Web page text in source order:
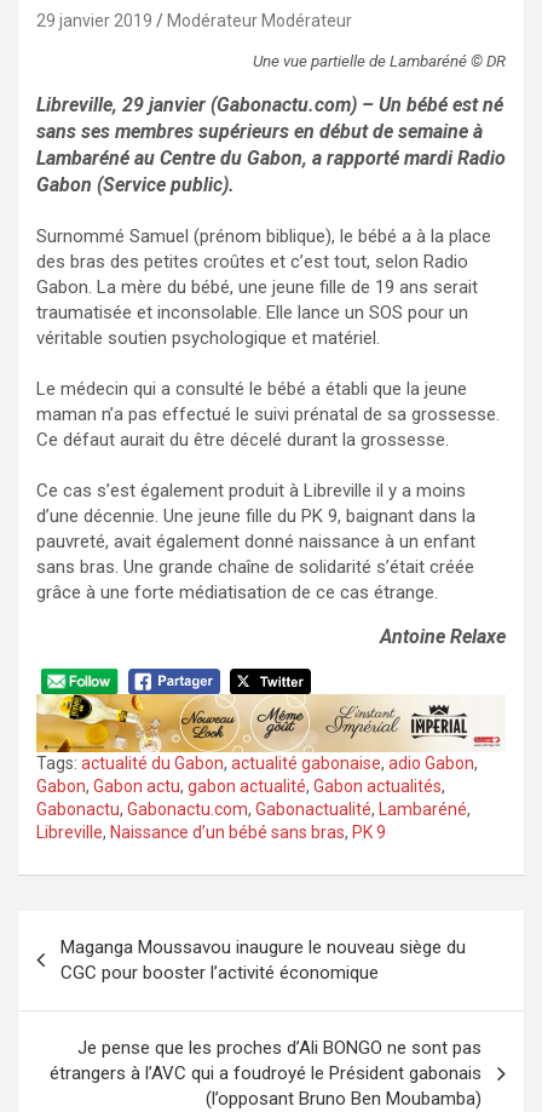
29 janvier 2019 Modérateur Modérateur
Une vue partielle de Lambaréné © DR
Libreville, 29 janvier (Gabonactu.com) – Un bébé est né
sans ses membres supérieurs en début de semaine à
Lambaréné au Centre du Gabon, a rapporté mardi Radio
Gabon (Service public).
Surnommé Samuel (prénom biblique), le bébé a à la place
des bras des petites croûtes et c’est tout, selon Radio
Gabon. La mère du bébé, une jeune fille de 19 ans serait
traumatisée et inconsolable. Elle lance un SOS pour un
véritable soutien psychologique et matériel.
Le médecin qui a consulté le bébé a établi que la jeune
maman n’a pas effectué le suivi prénatal de sa grossesse.
Ce défaut aurait du être décelé durant la grossesse.
Ce cas s’est également produit à Libreville il y a moins
d’une décennie. Une jeune fille du PK 9, baignant dans la
pauvreté, avait également donné naissance à un enfant
sans bras. Une grande chaîne de solidarité s’était créée
grâce à une forte médiatisation de ce cas étrange.
Antoine Relaxe
Tags: actualité du Gabon, actualité gabonaise, adio Gabon,
Gabon, Gabon actu, gabon actualité, Gabon actualités,
Gabonactu, Gabonactu.com, Gabonactualité, Lambaréné,
Libreville, Naissance d’un bébé sans bras, PK 9
de
l’article
Maganga Moussavou inaugure le nouveau siège du
CGC pour booster l’activité économique
Je pense que les proches d’Ali BONGO ne sont pas
étrangers à l’AVC qui a foudroyé le Président gabonais
(l’opposant Bruno Ben Moubamba)